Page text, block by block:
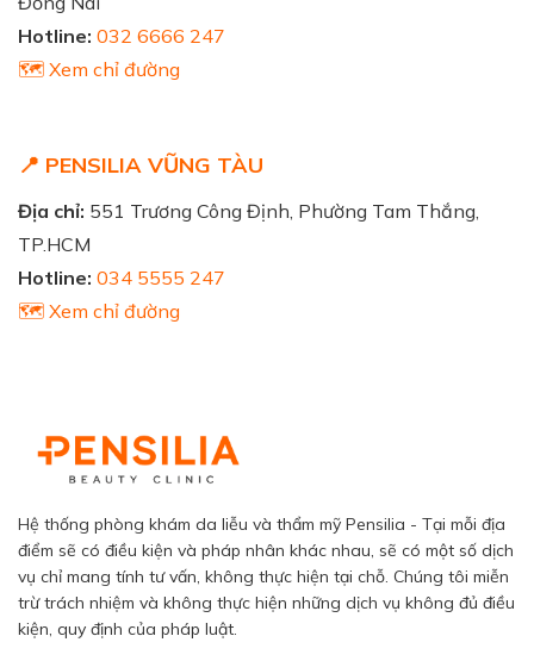
Hotline: 032 6666 247
🗺️ Xem chỉ đường
📍 PENSILIA VŨNG TÀU
Địa chỉ: 551 Trương Công Định, Phường Tam Thắng,
TP.HCM
Hotline: 034 5555 247
🗺️ Xem chỉ đường
Hệ thống phòng khám da liễu và thẩm mỹ Pensilia - Tại mỗi địa
điểm sẽ có điều kiện và pháp nhân khác nhau, sẽ có một số dịch
vụ chỉ mang tính tư vấn, không thực hiện tại chỗ. Chúng tôi miễn
trừ trách nhiệm và không thực hiện những dịch vụ không đủ điều
kiện, quy định của pháp luật.